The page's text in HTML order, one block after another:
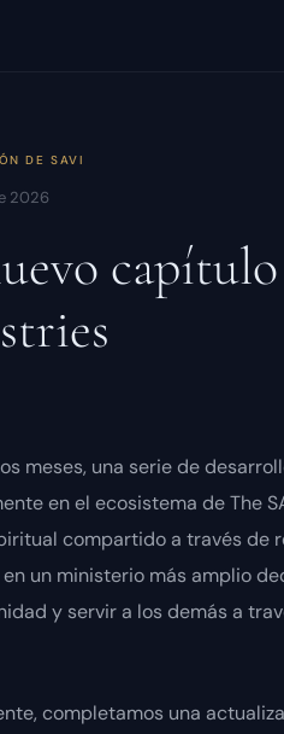
DESAVI
2026
meses, una serie de
en el ecosistema de The
compartido a través de
un ministerio más amplio
y servir a los demás a
completamos una